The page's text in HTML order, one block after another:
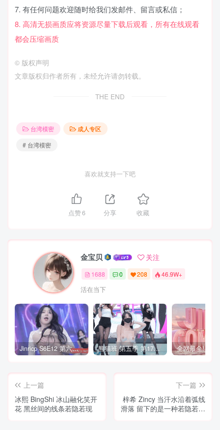
7. 有任何问题欢迎随时给我们发邮件、留言或私信；
8. 高清无损画质应将资源尽量下载后观看，所有在线观看
都会压缩画质
© 版权声明
文章版权归作者所有，未经允许请勿转载。
THE END
台湾模密
成人专区
# 台湾模密
喜欢就支持一下吧
点赞6 分享 收藏
金宝贝 关注
1688 0 208 46.9W+
活在当下
Jinricp S6E12 第六季 第12期 营救俘虏战 中英韩简繁字幕 熊猫班 第五季 第17期 最终职级赛&完结
上一篇
冰熙 BingShi 冰山融化笑开
花 黑丝间的线条若隐若现
下一篇
梓希 Zincy 当汗水沿着弧线
滑落 留下的是一种若隐若现